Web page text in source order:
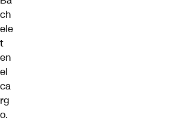
ch
ele
t
en
el
ca
rg
o.